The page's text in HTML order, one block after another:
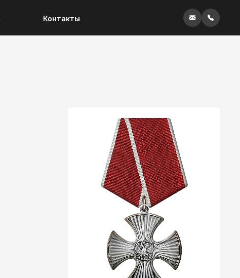
Контакты